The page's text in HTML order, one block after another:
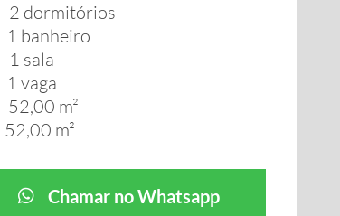
2 dormitórios
1 banheiro
1 sala
1 vaga
52,00 m²
52,00 m²
Chamar no Whatsapp